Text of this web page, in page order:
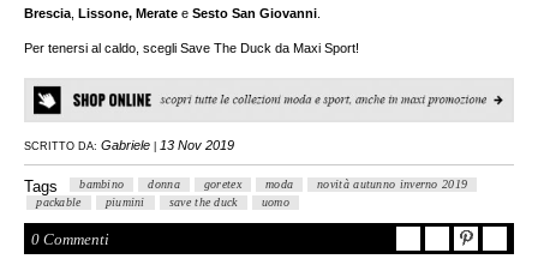
Brescia
Lissone, Merate eSesto San Giovanni
Per tenersi al caldo, scegli Save The Duck da Maxi Sport!
SCRITTO DA: Gabriele 13 Nov 2019
Tags bambino donna goretex moda
novità autunno inverno 2019
packable
piumini save the duck uomo
0 Commenti